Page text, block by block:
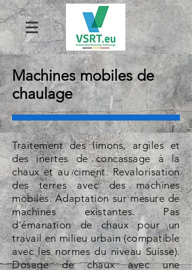
Machines mobiles de
chaulage
Traitement des limons, argiles et
des inertes de concassage à la
chaux et au ciment. Revalorisation
des terres avec des machines
mobiles. Adaptation sur mesure de
machines existantes. Pas
d'émanation de chaux pour un
travail en milieu urbain (compatible
avec les normes du niveau Suisse).
Dosage de chaux avec une